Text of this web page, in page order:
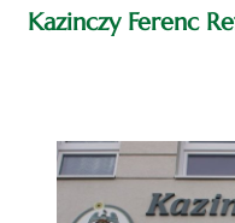
Kazinczy Ferenc